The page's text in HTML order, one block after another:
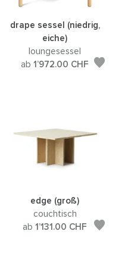
drape sessel (niedrig,
eiche)
loungesessel
ab1’972.00 CHF
edge (groß)
couchtisch
ab1’131.00 CHF